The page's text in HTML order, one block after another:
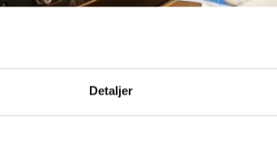
Detaljer